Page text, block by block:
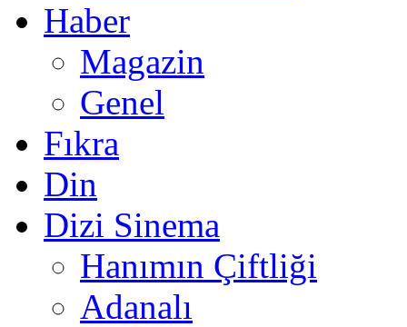
Haber
Magazin
Genel
Fıkra
Din
Dizi Sinema
Hanımın Çiftliği
Adanalı